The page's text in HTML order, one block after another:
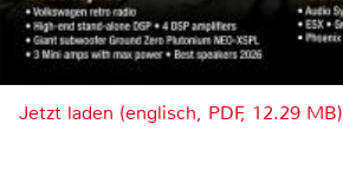
Jetzt laden (englisch, PDF, 12.29 MB)